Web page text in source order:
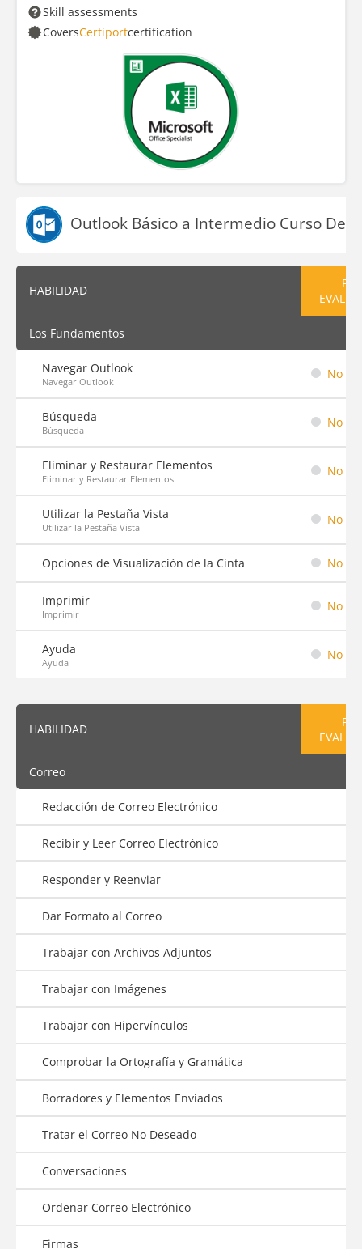
Skill assessments
CoversCertiportcertification
Outlook Básico a Intermedio Curso
HABILIDAD
Los Fundamentos
Navegar Outlook
Navegar Outlook
No
Búsqueda
Búsqueda
No
Eliminar y Restaurar Elementos
Eliminar y Restaurar Elementos
No
Utilizar la Pestaña Vista
Utilizar la Pestaña Vista
No
Opciones de Visualización de la Cinta No
Imprimir
Imprimir
No
Ayuda
Ayuda
No
HABILIDAD
Correo
Redacción de Correo Electrónico
Recibir y Leer Correo Electrónico
Responder y Reenviar
Dar Formato al Correo
Trabajar con Archivos Adjuntos
Trabajar con Imágenes
Trabajar con Hipervínculos
Comprobar la Ortografía y Gramática
Borradores y Elementos Enviados
Tratar el Correo No Deseado
Conversaciones
Ordenar Correo Electrónico
Firmas